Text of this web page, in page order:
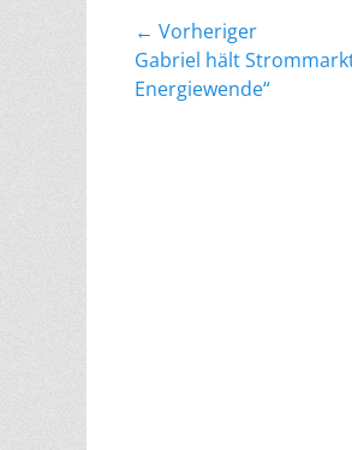
← Vorheriger
Vorheriger
Beitrag:
Gabriel hält
Energiewende“